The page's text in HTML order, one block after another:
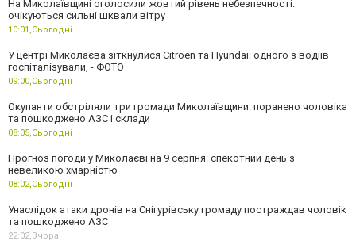
На Миколаївщині оголосили жовтий рівень небезпечності:
очікуються сильні шквали вітру
10:01, Сьогодні
У центрі Миколаєва зіткнулися Citroen та Hyundai: одного з водіїв
госпіталізували, - ФОТО
09:00, Сьогодні
Окупанти обстріляли три громади Миколаївщини: поранено чоловіка
та пошкоджено АЗС і склади
08:05, Сьогодні
Прогноз погоди у Миколаєві на 9 серпня: спекотний день з
невеликою хмарністю
08:02, Сьогодні
Унаслідок атаки дронів на Снігурівську громаду постраждав чоловік
та пошкоджено АЗС
22:02, Вчора